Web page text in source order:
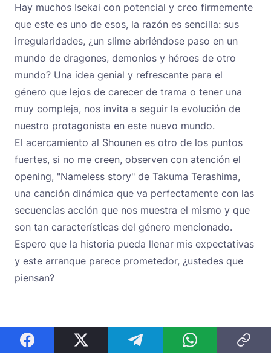
Hay muchos Isekai con potencial y creo firmemente
que este es uno de esos, la razón es sencilla: sus
irregularidades, ¿un slime abriéndose paso en un
mundo de dragones, demonios y héroes de otro
mundo? Una idea genial y refrescante para el
género que lejos de carecer de trama o tener una
muy compleja, nos invita a seguir la evolución de
nuestro protagonista en este nuevo mundo.
El acercamiento al Shounen es otro de los puntos
fuertes, si no me creen, observen con atención el
opening, "Nameless story" de Takuma Terashima,
una canción dinámica que va perfectamente con las
secuencias acción que nos muestra el mismo y que
son tan características del género mencionado.
Espero que la historia pueda llenar mis expectativas
y este arranque parece prometedor, ¿ustedes que
piensan?